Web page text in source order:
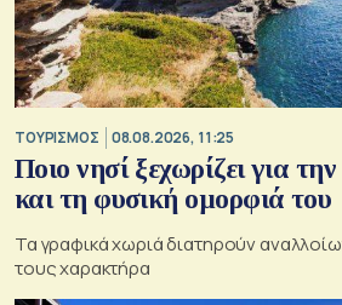
ΤΟΥΡΙΣΜΟΣ 08.08.2026, 11:25
Ποιο νησί ξεχωρίζει για
και τη φυσική ομορφιά του
Τα γραφικά χωριά διατηρούν
τους χαρακτήρα